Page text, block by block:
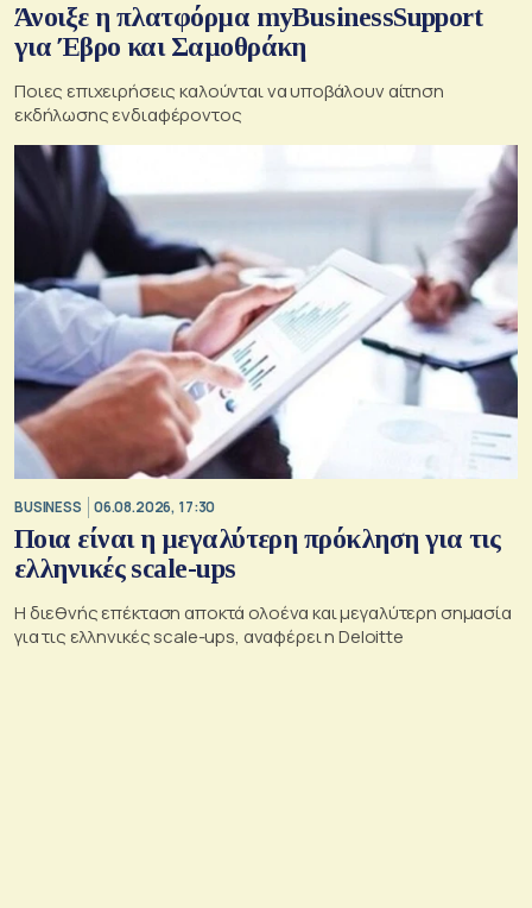
Άνοιξε η πλατφόρμα myBusinessSupport
για Έβρο και Σαμοθράκη
Ποιες επιχειρήσεις καλούνται να υποβάλουν αίτηση
εκδήλωσης ενδιαφέροντος
BUSINESS 06.08.2026, 17:30
Ποια είναι η μεγαλύτερη πρόκληση για τις
ελληνικές scale-ups
Η διεθνής επέκταση αποκτά ολοένα και μεγαλύτερη σημασία
για τις ελληνικές scale-ups, αναφέρει η Deloitte